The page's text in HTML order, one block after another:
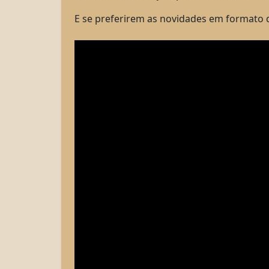
E se preferirem as novidades em formato